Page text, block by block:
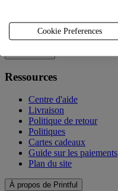
Blog
Ressources
Centre d'aide
Livraison
Politique de retour
Politiques
Cartes cadeaux
Guide sur les paiements
Plan du site
À propos de Printful
Cookie Preferences